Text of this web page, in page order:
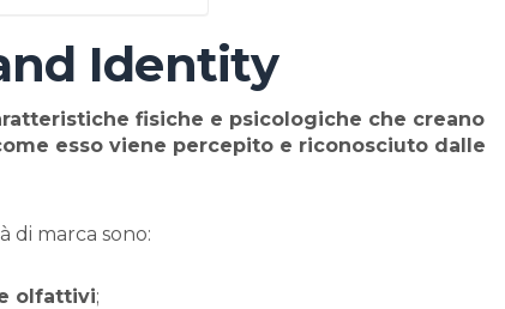
Identity
fisiche e psicologiche che creano
esso viene percepito e riconosciuto dalle
di marca sono:
olfattivi;